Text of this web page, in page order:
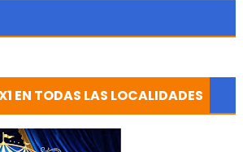
EN TODAS LAS LOCALIDADES